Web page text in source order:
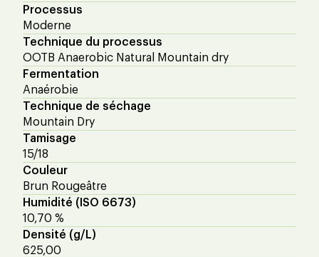
Processus
Moderne
Technique du processus
OOTB Anaerobic Natural Mountain dry
Fermentation
Anaérobie
Technique de séchage
Mountain Dry
Tamisage
15/18
Couleur
Brun Rougeâtre
Humidité (ISO 6673)
10,70 %
Densité (g/L)
625,00